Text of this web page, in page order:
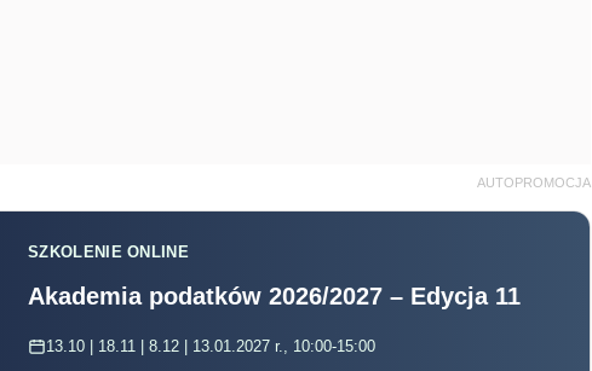
AUTOPROMOCJA
SZKOLENIE ONLINE
Akademia podatków 2026/2027 – Edycja 11
13.10 | 18.11 | 8.12 | 13.01.2027 r., 10:00-15:00